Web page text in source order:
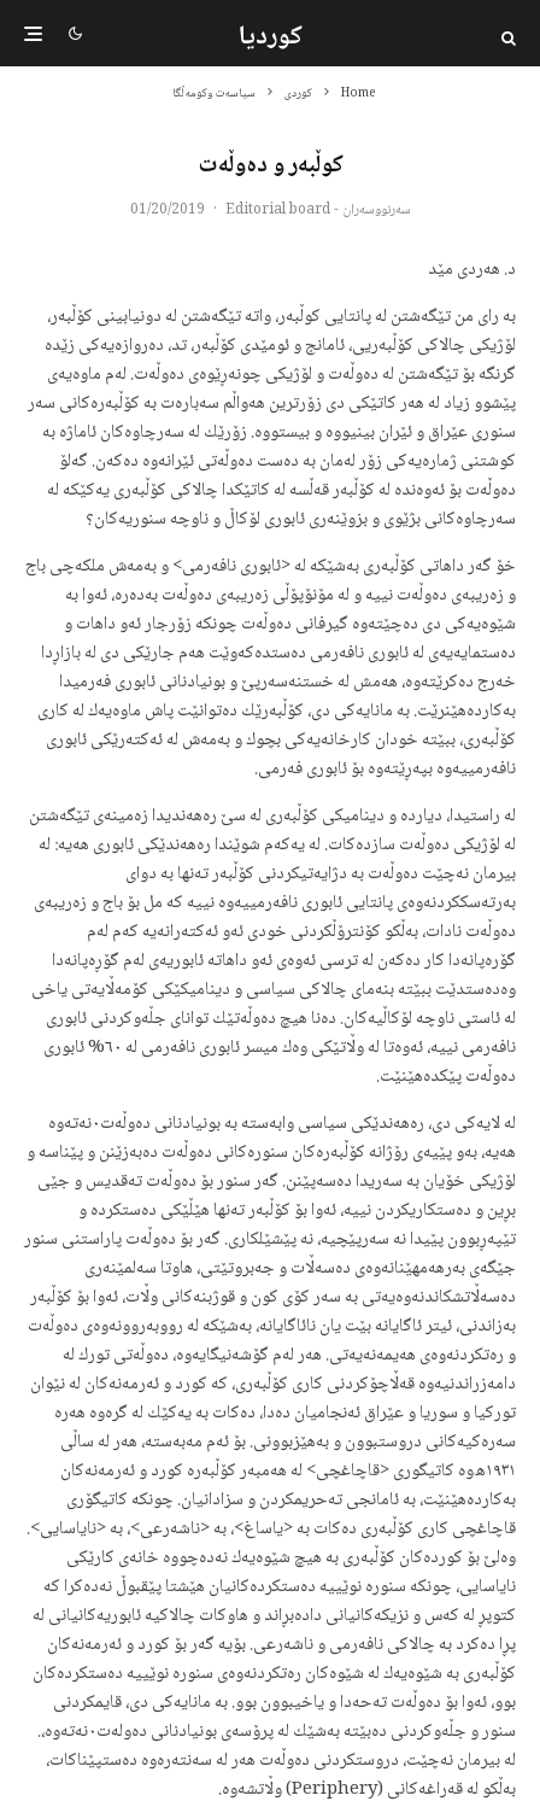
کوردیا
Home کوردی سیاسەت وکومەڵگا
کوڵبەر و دەوڵەت
سەرنووسەران - Editorial board ·
01/20/2019
د. هەردی مێد
به‌ رای من تێگه‌شتن له‌ پانتایی كوڵبه‌ر، واته‌ تێگه‌شتن له‌ دونیابینی كۆڵبه‌ر،
لۆژیكی چالاكی كۆڵبه‌ریی، ئامانج و ئومێدی كۆڵبه‌ر، تد، ده‌روازه‌یه‌كی زێده‌
گرنگه‌ بۆ تێگه‌شتن له‌ ده‌وڵه‌ت و لۆژیكی چونه‌ڕێوه‌ی ده‌وڵه‌ت. له‌م ماوه‌یه‌ی
پێشوو زیاد له‌ هه‌ر كاتێكی دی زۆرترین هه‌واڵم سه‌باره‌ت به‌ كۆڵبه‌ره‌كانی سه‌ر
سنوری عێراق و ئێران بینیووه‌ و بیستووه‌. زۆرێك له‌ سه‌رچاوه‌كان ئاماژه‌ به‌
كوشتنی ژماره‌یه‌كی زۆر له‌مان به‌ ده‌ست ده‌وڵه‌تی ئێرانه‌وه‌ ده‌كه‌ن. گه‌لۆ
ده‌وڵه‌ت بۆ ئه‌وه‌نده‌ له‌ كۆڵبه‌ر قه‌ڵسه‌ له‌ كاتێكدا چالاكی كۆڵبه‌ری یه‌كێكه‌ له‌
سه‌رچاوه‌كانی بژێوی و بزوێنه‌ری ئابوری لۆكاڵ و ناوچه‌ سنوریه‌كان؟
خۆ گه‌ر داهاتی كۆڵبه‌ری به‌شێكه‌ له‌ <ئابوری نافه‌رمی> و به‌مه‌ش ملكه‌چی باج
و زه‌ریبه‌ی ده‌وڵه‌ت نییه‌ و له‌ مۆنۆپۆڵی زه‌ریبه‌ی ده‌وڵه‌ت به‌ده‌ره‌، ئه‌وا به‌
شێوه‌یه‌كی دی ده‌چێته‌وه‌ گیرفانی ده‌وڵه‌ت چونكه‌ زۆرجار ئه‌و داهات و
ده‌ستمایه‌یه‌ی له‌ ئابوری نافه‌رمی ده‌ستده‌كه‌وێت هه‌م جارێكی دی له‌ بازاڕدا
خه‌رج ده‌كرێته‌وه‌، هه‌مش له‌ خستنه‌سه‌رپێ و بونیادنانی ئابوری فه‌رمیدا
به‌كارده‌هێنرێت. به‌ مانایه‌كی دی، كۆڵبه‌رێك ده‌توانێت پاش ماوه‌یه‌ك له‌ كاری
كۆڵبه‌ری، ببێته‌ خودان كارخانه‌یه‌كی بچوك و به‌مه‌ش له‌ ئه‌كته‌رێكی ئابوری
نافه‌رمییه‌وه‌ بپه‌ڕێته‌وه‌ بۆ ئابوری فه‌رمی.
له‌ راستیدا، دیارده‌ و دینامیكی كۆڵبه‌ری له‌‌ سێ ره‌هه‌ندیدا زه‌مینه‌ی تێگه‌شتن
له‌ لۆژیكی ده‌وڵه‌ت سازده‌كات. له‌ یه‌كه‌م شوێندا ره‌هه‌ندێكی ئابوری‌ هه‌یه‌: له‌
بیرمان نه‌چێت ده‌وڵه‌ت به‌ دژایه‌تیكردنی كۆڵبه‌ر ته‌نها به‌ دوای
به‌رته‌سككردنه‌وه‌ی پانتایی ئابوری نافه‌رمییه‌وه‌ نییه كه مل بۆ‌ باج و زه‌ریبه‌ی
ده‌وڵه‌ت‌ نادات، به‌ڵكو كۆنترۆڵكردنی خودی ئه‌و ئه‌كته‌رانه‌یه‌ كه‌م له‌م
گۆره‌پانه‌دا كار ده‌كه‌ن له‌ ترسی ئه‌وه‌ی ئه‌و داهاته‌ ئابوریه‌ی له‌م گۆڕه‌پانه‌دا
وه‌ده‌ستدێت ببێته‌ بنه‌مای چالاكی سیاسی و دینامیكێكی كۆمه‌ڵایه‌تی یاخی
له‌ ئاستی ناوچه‌ لۆكاڵیه‌كان. ده‌نا هیچ ده‌وڵه‌تێك توانای جڵه‌وكردنی ئابوری
نافه‌رمی نییه‌، ئه‌وه‌تا له‌ وڵاتێكی وه‌ك میسر ئابوری نافه‌رمی له‌ ٦٠% ئابوری
ده‌وڵه‌ت پێكده‌هێنێت.
له‌ لایه‌كی دی، ره‌هه‌ندێكی سیاسی وابه‌سته‌ به‌ بونیادنانی ده‌وڵه‌ت٠نه‌ته‌وه‌
هه‌یه‌، به‌و پێیه‌ی رۆژانه‌ كۆڵبه‌ره‌كان سنوره‌كانی ده‌وڵه‌ت ده‌به‌زێنن و پێناسه‌ و
لۆژیكی خۆیان به‌ سه‌ریدا ده‌سه‌پێنن. گه‌ر سنور بۆ ده‌وڵه‌ت ته‌قدیس و جێی
بڕین و ده‌ستكاریكردن نییه‌، ئه‌وا بۆ كۆڵبه‌ر ته‌نها هێڵێكی ده‌ستكرده‌ و
تێپه‌ڕبوون پێیدا نه‌ سه‌رپێچیه‌، نه‌ پێشێلكاری. گه‌ر بۆ ده‌وڵه‌ت پاراستنی سنور
جێگه‌ی به‌رهه‌مهێنانه‌وه‌ی ده‌سه‌ڵات و جه‌بروتێتی، هاوتا سه‌لمێنه‌ری
ده‌سه‌ڵاتشكاندنه‌وه‌یه‌تی به‌ سه‌ر كۆی كون و قوژبنه‌كانی وڵات، ئه‌وا بۆ كۆڵبه‌ر
به‌زاندنی، ئیتر ئاگایانه‌ بێت یان نائاگایانه‌، به‌شێكه‌ له رووبه‌روونه‌وه‌ی ده‌وڵه‌ت
و ره‌تكردنه‌وه‌ی هه‌یمه‌نه‌یه‌تی. هه‌ر له‌م گۆشه‌نیگایه‌وه‌، ده‌وڵه‌تی تورك له‌
دامه‌زراندنیه‌وه‌ قه‌ڵاچۆكردنی كاری كۆڵبه‌ری، كه‌ كورد و ئه‌رمه‌نه‌كان له‌ نێوان
توركیا و سوریا و عێراق ئه‌نجامیان ده‌دا، ده‌كات به‌ یه‌كێك له‌ گره‌وه‌ هه‌ره‌
سه‌ره‌كیه‌كانی دروستبوون و به‌هێزبوونی. بۆ ئه‌م مه‌به‌سته‌، هه‌ر له‌ ساڵی
١٩٣١ه‌وه‌ كاتیگوری <قاچاغچی> له‌ هه‌مبه‌ر كۆڵبه‌ره‌ كورد و ئه‌رمه‌نه‌كان
به‌كارده‌هێنێت، به‌ ئامانجی ته‌حریمكردن و سزادانیان. چونكه‌ كاتیگۆری
قاچاغچی كاری كۆڵبه‌ری ده‌كات به‌ <یاساغ>، به‌ <ناشه‌رعی>، به‌ <نایاسایی>.
وه‌لێ بۆ كورده‌كان كۆڵبه‌ری به‌ هیچ شێوه‌یه‌ك نه‌ده‌چووه‌ خانه‌ی كارێكی
نایاسایی، چونكه‌ سنوره‌ نوێییه‌ ده‌ستكرده‌كانیان هێشتا پێقبوڵ نه‌ده‌كرا كه‌
كتوپڕ له‌ كه‌س و نزیكه‌كانیانی داده‌بڕاند و هاوكات چالاكیه‌ ئابوریه‌كانیانی له‌
پڕا ده‌كرد‌ به‌ چالاكی نافه‌رمی و ناشه‌رعی. بۆیه‌ گه‌ر بۆ كورد و ئه‌رمه‌نه‌كان
كۆڵبه‌ری به‌ شێوه‌یه‌ك له‌ شێوه‌كان ره‌تكردنه‌وه‌ی سنوره‌ نوێییه‌ ده‌ستكرده‌كان
بوو، ئه‌وا بۆ ده‌وڵه‌ت ته‌حه‌دا و یاخیبوون بوو. به‌ مانایه‌كی دی، قایمكردنی
سنور و جڵه‌وكردنی ده‌بێته‌ به‌شێك له‌ پرۆسه‌ی بونیادنانی ده‌وله‌ت٠نه‌ته‌وه‌،.
له‌ بیرمان نه‌چێت، دروستكردنی ده‌وڵه‌ت هه‌ر له‌ سه‌نته‌ره‌وه‌ ده‌ستپێناكات،
به‌ڵكو له‌ قه‌راغه‌كانی (Periphery) وڵاتشه‌وه‌.